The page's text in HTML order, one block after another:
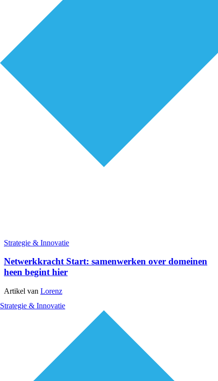
Strategie & Innovatie
Strategie & Innovatie
Netwerkkracht Start: samenwerken over domeinen
heen begint hier
Artikel van Lorenz